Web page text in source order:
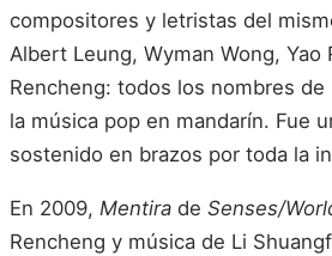
compositores y letristas del
Albert Leung, Wyman Wong, Yao
Rencheng: todos los nombres
la música pop en mandarín. Fue
sostenido en brazos por toda la
En 2009, Mentira de Senses/
Rencheng y música de Li